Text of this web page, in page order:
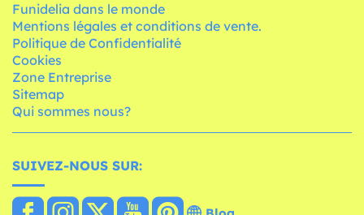
Funidelia dans le monde
Mentions légales et conditions de vente.
Politique de Confidentialité
Cookies
Zone Entreprise
Sitemap
Qui sommes nous?
SUIVEZ-NOUS SUR: